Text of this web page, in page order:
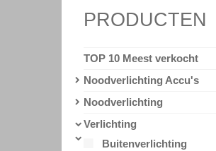
PRODUCTEN
TOP 10 Meest verkocht
Noodverlichting Accu's
Noodverlichting
Verlichting
Buitenverlichting